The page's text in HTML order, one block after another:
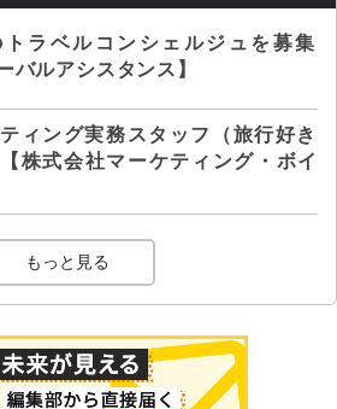
ラベルコンシェルジュを募集
バルアシスタンス】
ィング実務スタッフ（旅行好き
株式会社マーケティング・ボイ
もっと見る